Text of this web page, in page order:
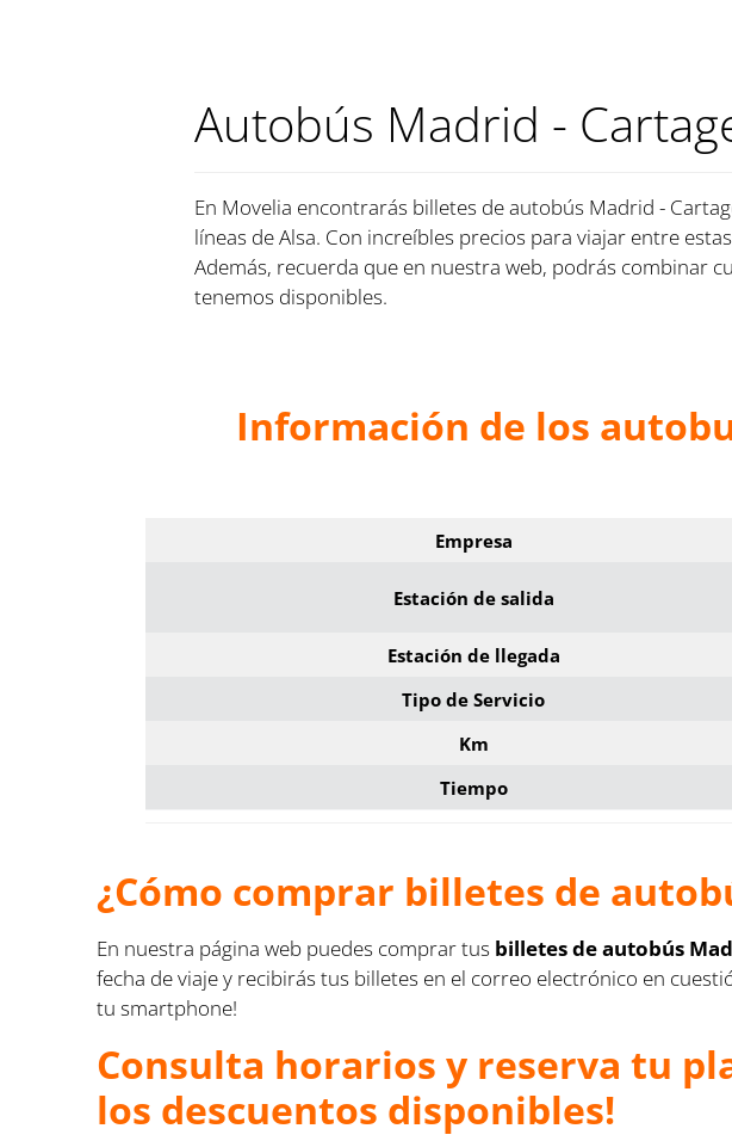
Autobús Madrid -
En Movelia encontrarás billetes de autobús Madrid -
líneas de Alsa. Con increíbles precios para viajar entre
Además, recuerda que en nuestra web, podrás combinar
tenemos disponibles.
Información de los
Empresa
Estación de salida
Estación de llegada
Tipo de Servicio
Km
Tiempo
¿Cómo comprar billetes de
En nuestra página web puedes comprar tus billetes de autobús
fecha de viaje y recibirás tus billetes en el correo electrónico en
tu smartphone!
Consulta horarios y reserva tu
los descuentos disponibles!